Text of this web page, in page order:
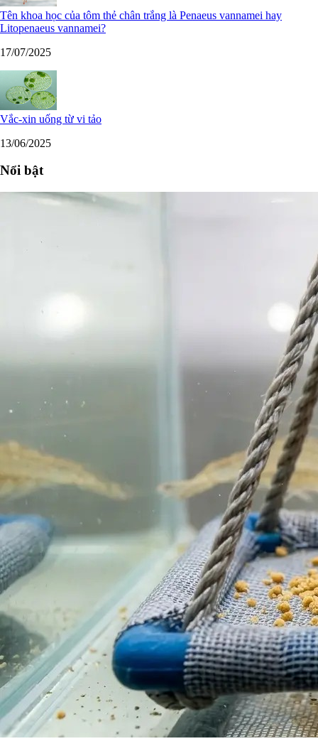
Tên khoa học của tôm thẻ chân trắng là Penaeus vannamei hay
Litopenaeus vannamei?
17/07/2025
Vắc-xin uống từ vi tảo
13/06/2025
Nổi bật